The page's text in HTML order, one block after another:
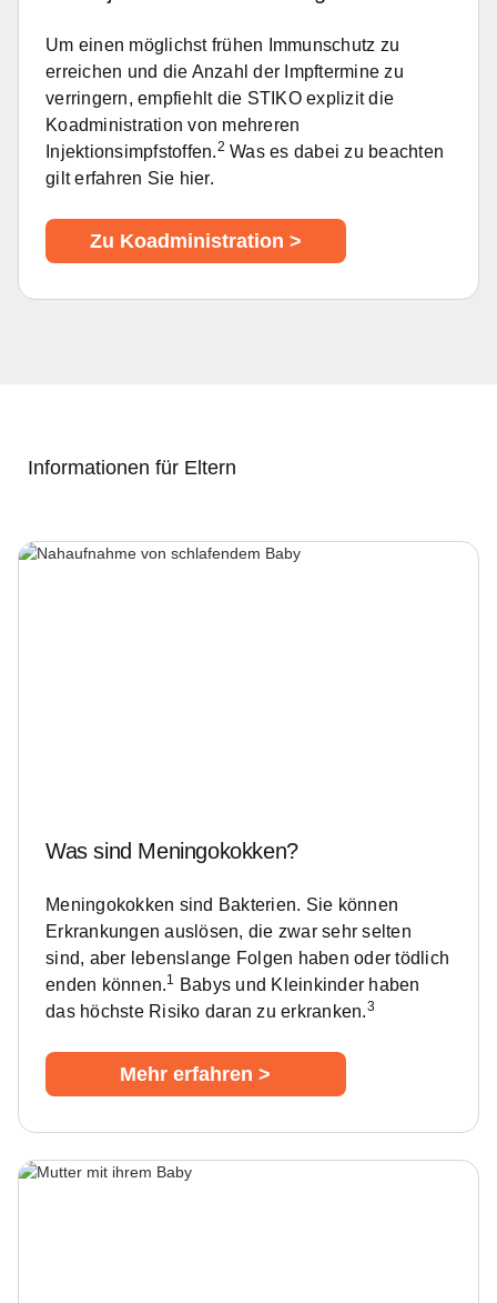
Um einen möglichst frühen Immunschutz zu
erreichen und die Anzahl der Impftermine zu
verringern, empfiehlt die STIKO explizit die
Koadministration von mehreren
Injektionsimpfstoffen.2 Was es dabei zu beachten
gilt erfahren Sie hier.
Zu Koadministration >
Informationen für Eltern
Was sind Meningokokken?
Meningokokken sind Bakterien. Sie können
Erkrankungen auslösen, die zwar sehr selten
sind, aber lebenslange Folgen haben oder tödlich
enden können.1
Babys und Kleinkinder haben
das höchste Risiko daran zu erkranken.3
Mehr erfahren >